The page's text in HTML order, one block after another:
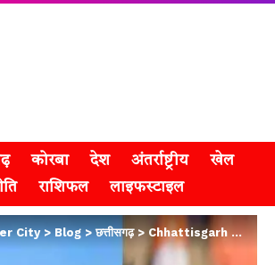
कोरबा देश अंतर्राष्ट्रीय
खेल
राशिफल लाइफस्टाइल
City>Blog>छत्तीसगढ़> Chhattisgarh High Court : भरण-पोषण न देने पर पत्नी को तलाक का हक, हाईकोर्ट का अहम फैसला